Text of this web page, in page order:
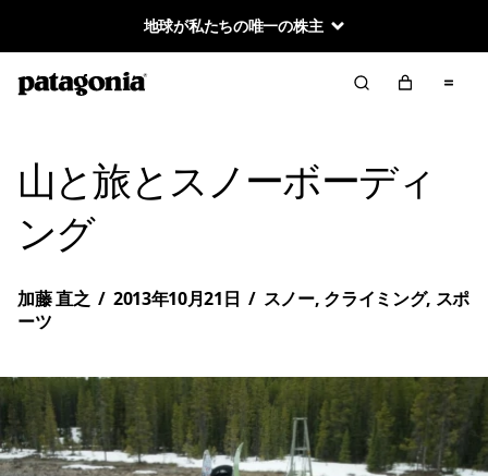
地球が私たちの唯一の株主
山と旅とスノーボーディ
ング
加藤 直之 / 2013年10月21日 / スノー, クライミング, スポ
ーツ